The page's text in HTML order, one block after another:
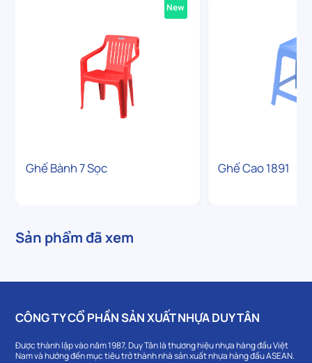
Ghế Bành 7 Sọc
New
Ghế Cao 1891
Sản phẩm đã xem
CÔNG TY CỔ PHẦN SẢN XUẤT NHỰA DUY TÂN
Được thành lập vào năm 1987, Duy Tân là thương hiệu nhựa hàng đầu Việt
Nam và hướng đến mục tiêu trở thành nhà sản xuất nhựa hàng đầu ASEAN.